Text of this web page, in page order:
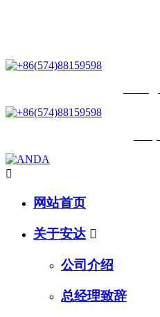

网站首页
关于安达 
公司介绍
总经理致辞